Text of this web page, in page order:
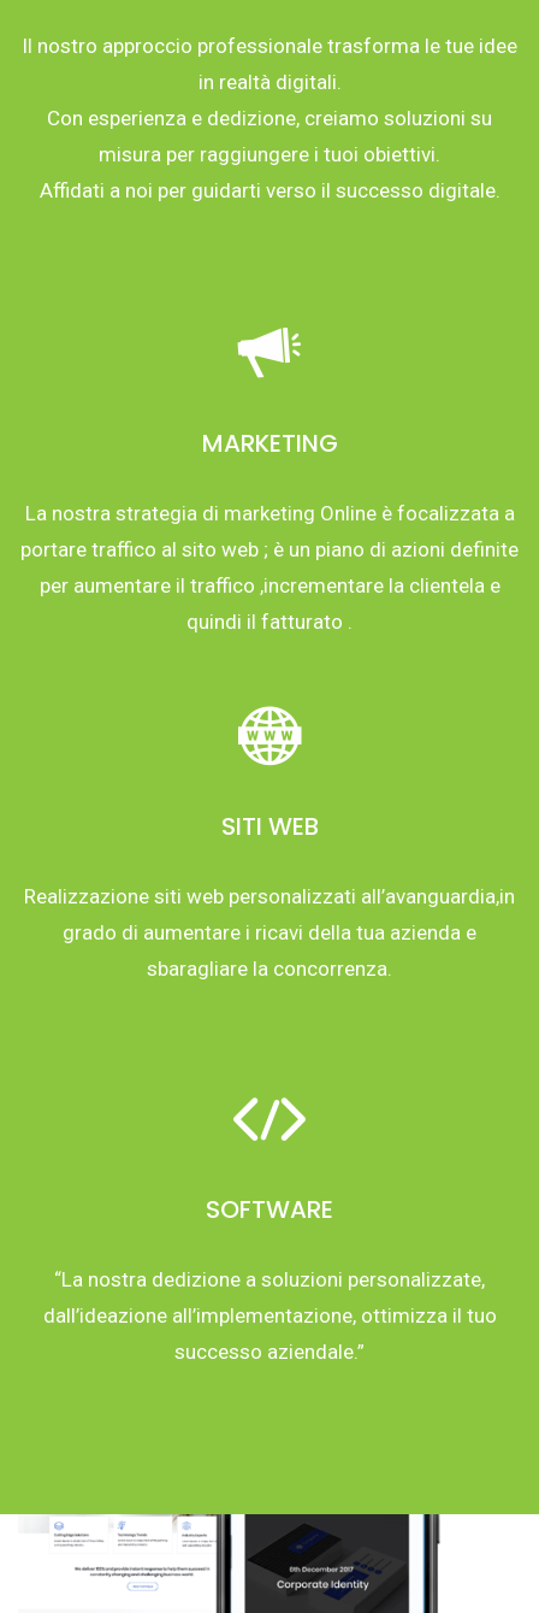
Il nostro approccio professionale trasforma le tue idee
in realtà digitali.
Con esperienza e dedizione, creiamo soluzioni su
misura per raggiungere i tuoi obiettivi.
Affidati a noi per guidarti verso il successo digitale.
MARKETING
La nostra strategia di marketing Online è focalizzata a
portare traffico al sito web ; è un piano di azioni definite
per aumentare il traffico ,incrementare la clientela e
quindi il fatturato .
SITI WEB
Realizzazione siti web personalizzati all’avanguardia,in
grado di aumentare i ricavi della tua azienda e
sbaragliare la concorrenza.
SOFTWARE
“La nostra dedizione a soluzioni personalizzate,
dall’ideazione all’implementazione, ottimizza il tuo
successo aziendale.”